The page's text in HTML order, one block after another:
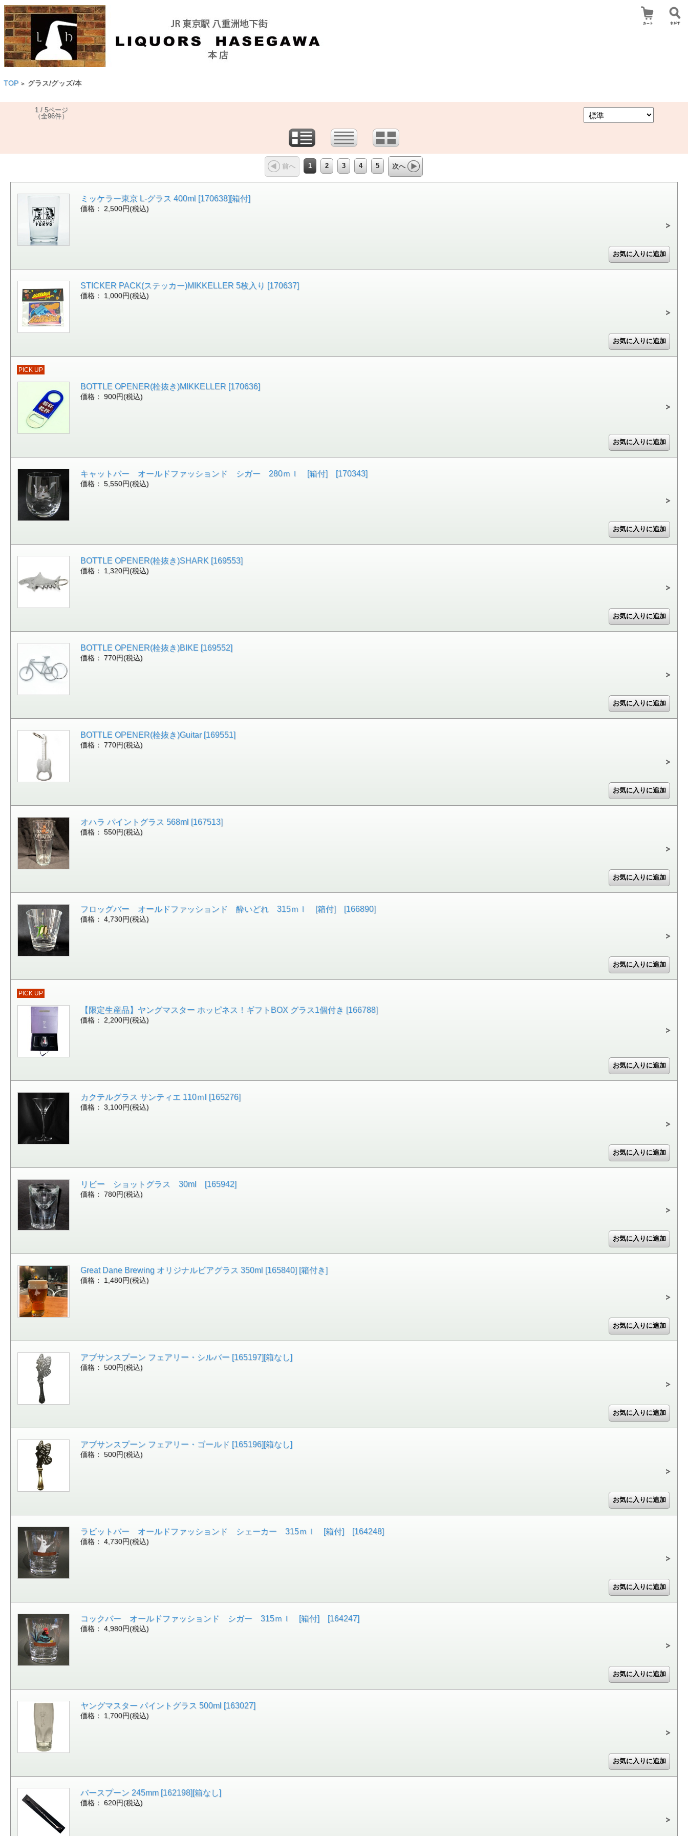
TOP > グラス/グッズ/本
1 / 5ページ
（全96件）
前へ 1 2 3 4 5 次へ
ミッケラー東京 L-グラス 400ml [170638][箱付]
価格： 2,500円(税込)
STICKER PACK(ステッカー)MIKKELLER 5枚入り [170637]
価格： 1,000円(税込)
PICK UP
BOTTLE OPENER(栓抜き)MIKKELLER [170636]
価格： 900円(税込)
キャットバー オールドファッションド シガー 280ｍｌ [箱付] [170343]
価格： 5,550円(税込)
BOTTLE OPENER(栓抜き)SHARK [169553]
価格： 1,320円(税込)
BOTTLE OPENER(栓抜き)BIKE [169552]
価格： 770円(税込)
BOTTLE OPENER(栓抜き)Guitar [169551]
価格： 770円(税込)
オハラ パイントグラス 568ml [167513]
価格： 550円(税込)
フロッグバー オールドファッションド 酔いどれ 315ｍｌ [箱付] [166890]
価格： 4,730円(税込)
PICK UP
【限定生産品】ヤングマスター ホッピネス！ギフトBOX グラス1個付き [166788]
価格： 2,200円(税込)
カクテルグラス サンティエ 110ｍl [165276]
価格： 3,100円(税込)
リビー ショットグラス 30ml [165942]
価格： 780円(税込)
Great Dane Brewing オリジナルビアグラス 350ml [165840] [箱付き]
価格： 1,480円(税込)
アブサンスプーン フェアリー・シルバー [165197][箱なし]
価格： 500円(税込)
アブサンスプーン フェアリー・ゴールド [165196][箱なし]
価格： 500円(税込)
ラビットバー オールドファッションド シェーカー 315ｍｌ [箱付] [164248]
価格： 4,730円(税込)
コックバー オールドファッションド シガー 315ｍｌ [箱付] [164247]
価格： 4,980円(税込)
ヤングマスター パイントグラス 500ml [163027]
価格： 1,700円(税込)
バースプーン 245mm [162198][箱なし]
価格： 620円(税込)